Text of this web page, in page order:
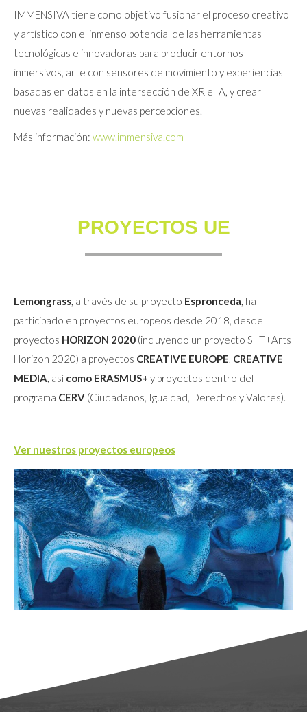
IMMENSIVA tiene como objetivo fusionar el proceso creativo
y artístico con el inmenso potencial de las herramientas
tecnológicas e innovadoras para producir entornos
inmersivos, arte con sensores de movimiento y experiencias
basadas en datos en la intersección de XR e IA, y crear
nuevas realidades y nuevas percepciones.
Más información: www.immensiva.com
PROYECTOS UE
Lemongrass, a través de su proyecto Espronceda, ha
participado en proyectos europeos desde 2018, desde
proyectos HORIZON 2020 (incluyendo un proyecto S+T+Arts
Horizon 2020) a proyectos CREATIVE EUROPE, CREATIVE
MEDIA, así como ERASMUS+ y proyectos dentro del
programa CERV (Ciudadanos, Igualdad, Derechos y Valores).
Ver nuestros proyectos europeos